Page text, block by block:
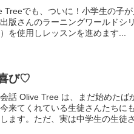
Treeでも、ついに！小学生の子
版さんのラーニングワールドシ
を使用しレッスンを進めます...
び♡
話 Olive Tree は、まだ始めたば
来てくれている生徒さんたちに
ます。ただ、実は中学生の生徒